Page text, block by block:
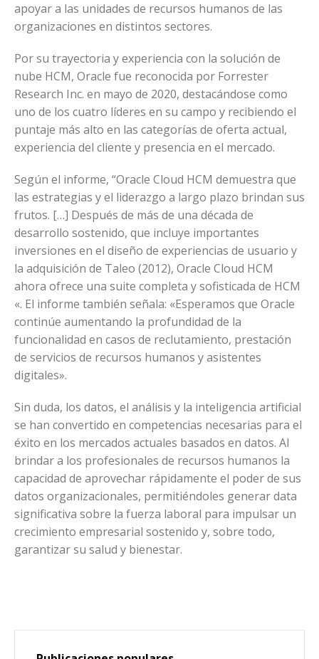
apoyar a las unidades de recursos humanos de las
organizaciones en distintos sectores.
Por su trayectoria y experiencia con la solución de
nube HCM, Oracle fue reconocida por Forrester
Research Inc. en mayo de 2020, destacándose como
uno de los cuatro líderes en su campo y recibiendo el
puntaje más alto en las categorías de oferta actual,
experiencia del cliente y presencia en el mercado.
Según el informe, “Oracle Cloud HCM demuestra que
las estrategias y el liderazgo a largo plazo brindan sus
frutos. […] Después de más de una década de
desarrollo sostenido, que incluye importantes
inversiones en el diseño de experiencias de usuario y
la adquisición de Taleo (2012), Oracle Cloud HCM
ahora ofrece una suite completa y sofisticada de HCM
«. El informe también señala: «Esperamos que Oracle
continúe aumentando la profundidad de la
funcionalidad en casos de reclutamiento, prestación
de servicios de recursos humanos y asistentes
digitales».
Sin duda, los datos, el análisis y la inteligencia artificial
se han convertido en competencias necesarias para el
éxito en los mercados actuales basados en datos. Al
brindar a los profesionales de recursos humanos la
capacidad de aprovechar rápidamente el poder de sus
datos organizacionales, permitiéndoles generar data
significativa sobre la fuerza laboral para impulsar un
crecimiento empresarial sostenido y, sobre todo,
garantizar su salud y bienestar.